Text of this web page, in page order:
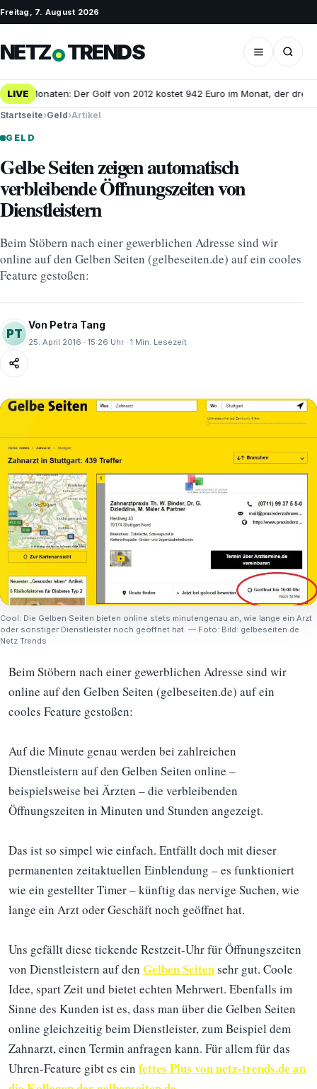
Freitag, 7. August 2026
NETZ TRENDS
LIVE
25 Monaten: Der Golf von 2012 kostet 942 Euro im Monat, der
Startseite›Geld›Artikel
GELD
Gelbe Seiten zeigen automatisch
verbleibende Öffnungszeiten von
Dienstleistern
Beim Stöbern nach einer gewerblichen Adresse sind wir
online auf den Gelben Seiten (gelbeseiten.de) auf ein cooles
Feature gestoßen:
PT
Von Petra Tang
25. April 2016 · 15:26 Uhr · 1 Min. Lesezeit
Cool: Die Gelben Seiten bieten online stets minutengenau an, wie lange ein Arzt
oder sonstiger Dienstleister noch geöffnet hat. — Foto: Bild: gelbeseiten.de
Netz Trends
Beim Stöbern nach einer gewerblichen Adresse sind wir
online auf den Gelben Seiten (gelbeseiten.de) auf ein
cooles Feature gestoßen:
Auf die Minute genau werden bei zahlreichen
Dienstleistern auf den Gelben Seiten online –
beispielsweise bei Ärzten – die verbleibenden
Öffnungszeiten in Minuten und Stunden angezeigt.
Das ist so simpel wie einfach. Entfällt doch mit dieser
permanenten zeitaktuellen Einblendung – es funktioniert
wie ein gestellter Timer – künftig das nervige Suchen, wie
lange ein Arzt oder Geschäft noch geöffnet hat.
Uns gefällt diese tickende Restzeit-Uhr für Öffnungszeiten
von Dienstleistern auf den Gelben Seitensehr gut. Coole
Idee, spart Zeit und bietet echten Mehrwert. Ebenfalls im
Sinne des Kunden ist es, dass man über die Gelben Seiten
online gleichzeitig beim Dienstleister, zum Beispiel dem
Zahnarzt, einen Termin anfragen kann. Für allem für das
Uhren-Feature gibt es ein fettes Plus von netz-trends.de an